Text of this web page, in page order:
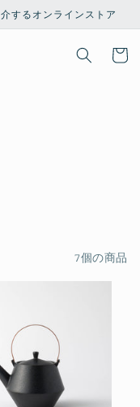
するオンラインストア
ー
7個の商品